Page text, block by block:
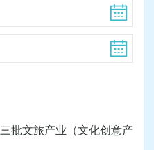
批文旅产业（文化创意产